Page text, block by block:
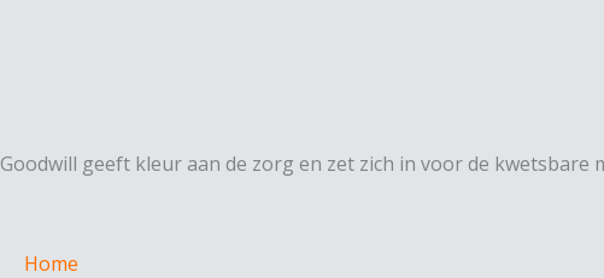
Goodwill geeft kleur aan de zorg en zet zich in voor de
Home